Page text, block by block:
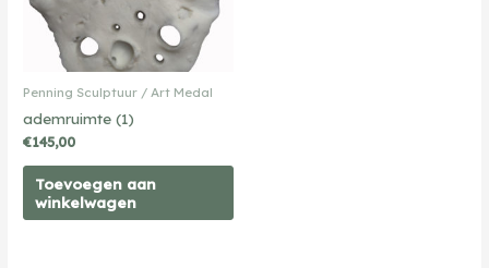
Penning Sculptuur / Art Medal
ademruimte (1)
€145,00
Toevoegen aan
winkelwagen